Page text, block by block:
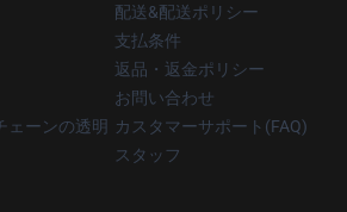
ェーンの透明
配送&配送ポリシー
支払条件
返品・返金ポリシー
お問い合わせ
カスタマーサポート(FAQ)
スタッフ